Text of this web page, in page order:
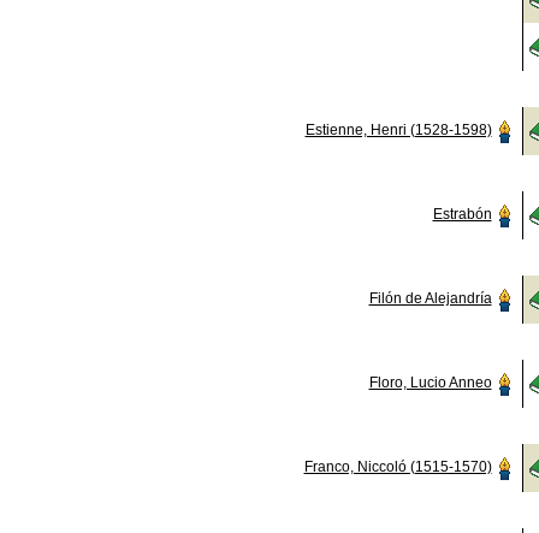
Estienne, Henri (1528-1598)
Estrabón
Filón de Alejandría
Floro, Lucio Anneo
Franco, Niccoló (1515-1570)